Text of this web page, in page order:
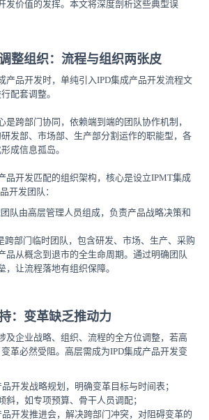
发价值的发挥。本文将深度剖析这些典型误
整组织：流程与组织两张皮
产品开发时，单纯引入IPD集成产品开发流程文
配套调整。
是跨部门协同，依赖端到端的团队协作机制，
研发部、市场部、生产部分割运作的职能型，各
成信息孤岛。
品开发匹配的组织架构，核心是设立IPMT集成
开发团队：
队由高层管理人员组成，负责产品战略决策和
跨部门临时团队，包含研发、市场、生产、采购
品从概念到退市的全生命周期。通过明确团队
，让流程落地有组织保障。
：变革缺乏推动力
及企业战略、组织、流程的全方位调整，若高
革必然受阻。高层需成为IPD集成产品开发变
开发战略规划，明确变革目标与时间表；
斜，如专项预算、骨干人员调配；
开发推进会，解决跨部门冲突，对阻碍变革的